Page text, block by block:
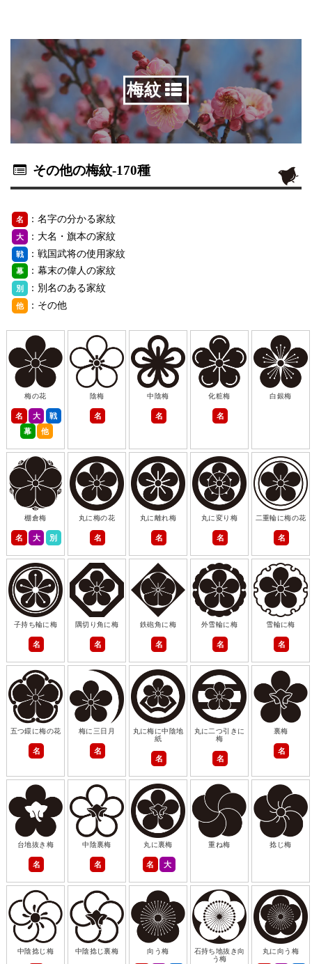
梅紋
その他の梅紋-170種
名 ：名字の分かる家紋
大 ：大名・旗本の家紋
戦 ：戦国武将の使用家紋
幕 ：幕末の偉人の家紋
別 ：別名のある家紋
他 ：その他
梅の花
名 大
戦
幕
他
陰梅
名
中陰梅
名
化粧梅
名
白銀梅
棚倉梅
名 大 別
丸に梅の花
名
丸に離れ梅
名
丸に変り梅
名
二重輪に梅の花
名
子持ち輪に梅
名
隅切り角に梅
名
鉄砲角に梅
名
外雪輪に梅
名
雪輪に梅
名
五つ鐶に梅の花
名
梅に三日月
名
丸に梅に中陰地
紙
名
丸に二つ引きに
梅
名
裏梅
名
台地抜き梅
名
中陰裏梅
名
丸に裏梅
名 大
重ね梅 捻じ梅
中陰捻じ梅 中陰捻じ裏梅 向う梅
石持ち地抜き向
う梅
丸に向う梅